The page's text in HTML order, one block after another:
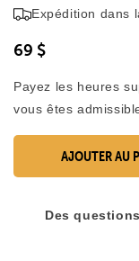
4,8
sur
étoiles
Expédition dans
69 $
Payez les heures
vous êtes
AJOUTER AU
Des